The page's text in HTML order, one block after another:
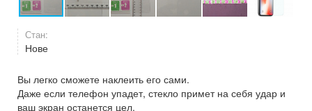
Стан:
Нове
Вы легко сможете наклеить его сами.
Даже если телефон упадет, стекло примет на себя удар и
ваш экран останется цел.